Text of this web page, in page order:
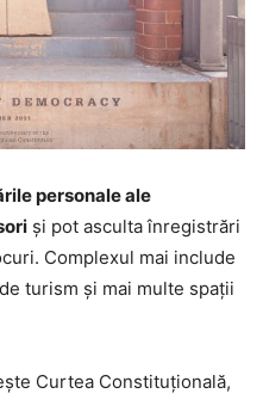
personale ale
şi pot asculta înregistrări
Complexul mai include
turism şi mai multe spaţii
Curtea Constituţională,